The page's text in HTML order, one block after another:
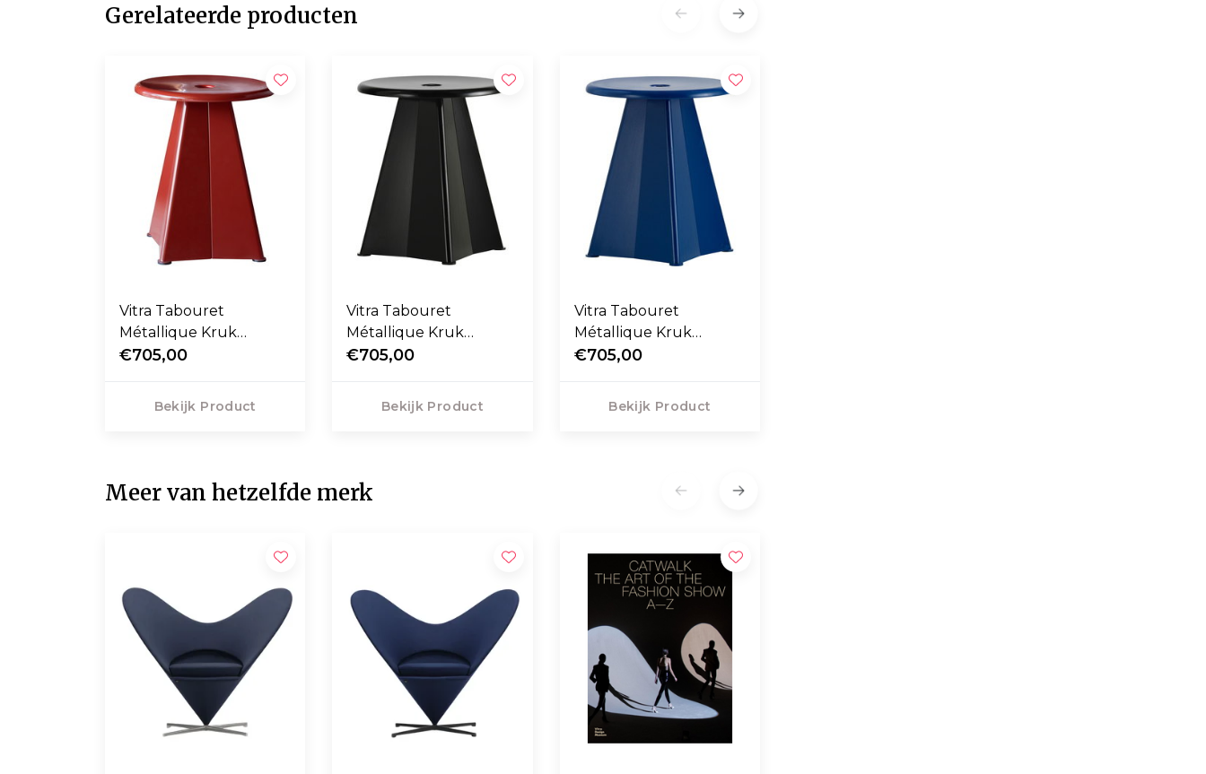
Gerelateerde producten
Vitra Tabouret
Métallique Kruk
Japanese Red
€705,00
Bekijk Product
Vitra Tabouret
Métallique Kruk
Diepzwart
€705,00
Bekijk Product
Vitra Tabouret
Métallique Kruk
Prouve Bleu Marcoule
€705,00
Bekijk Product
Meer van hetzelfde merk